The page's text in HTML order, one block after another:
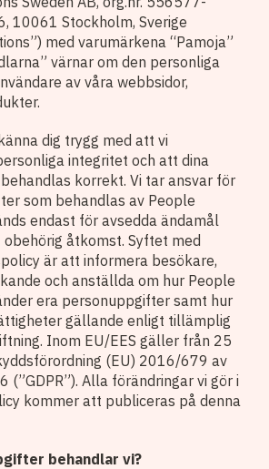
10061 Stockholm, Sverige
med varumärkena “Pamoja”
värnar om den personliga
av våra webbsidor,
dig trygg med att vi
integritet och att dina
korrekt. Vi tar ansvar för
som behandlas av People
endast för avsedda ändamål
åtkomst. Syftet med
är att informera besökare,
och anställda om hur People
era personuppgifter samt hur
gällande enligt tillämplig
Inom EU/EES gäller från 25
(EU) 2016/679 av
(”GDPR”). Alla förändringar vi gör i
kommer att publiceras på denna
behandlar vi?